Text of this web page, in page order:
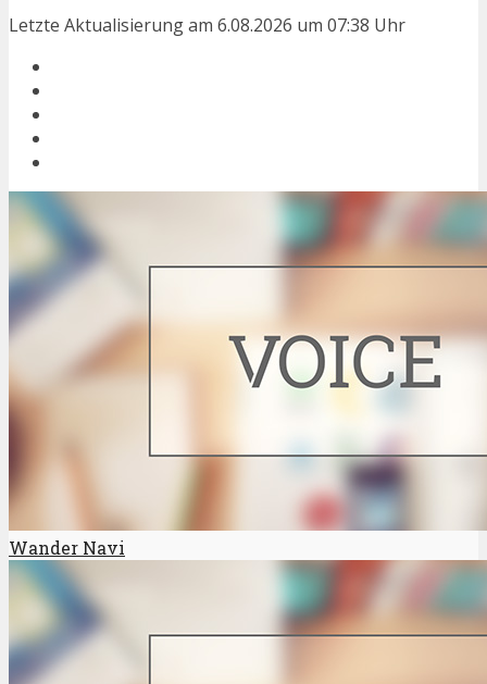
Letzte Aktualisierung am 6.08.2026 um 07:38 Uhr
Wander Navi